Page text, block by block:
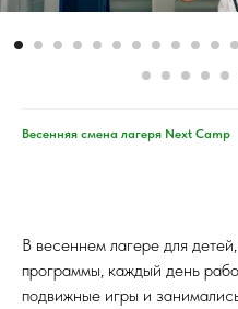
Весенняя смена лагеря Next Camp
В весеннем лагере для
программы, каждый день
подвижные игры и